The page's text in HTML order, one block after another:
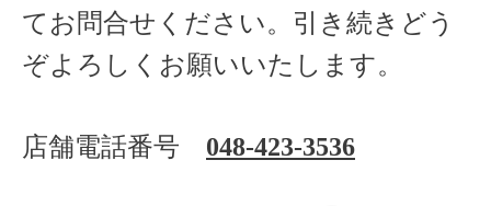
てお問合せください。引き続きどう
ぞよろしくお願いいたします。
店舗電話番号 048-423-3536